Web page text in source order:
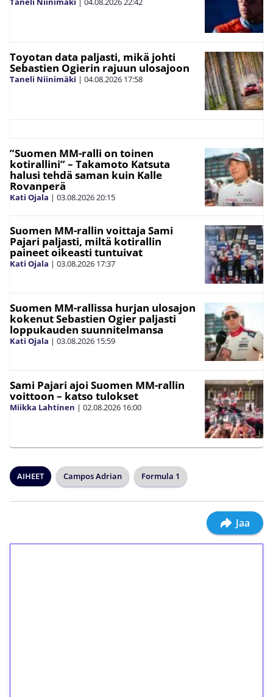
Toyotan data paljasti, mikä johti
Sebastien Ogierin rajuun ulosajoon
Taneli Niinimäki | 04.08.2026 17:58
”Suomen MM-ralli on toinen
kotirallini” – Takamoto Katsuta
halusi tehdä saman kuin Kalle
Rovanperä
Kati Ojala | 03.08.202620:15
Suomen MM-rallin voittaja Sami
Pajari paljasti, miltä kotirallin
paineet oikeasti tuntuivat
Kati Ojala | 03.08.2026 17:37
Suomen MM-rallissa hurjan ulosajon
kokenut Sebastien Ogier paljasti
loppukauden suunnitelmansa
Kati Ojala | 03.08.2026 15:59
Sami Pajari ajoi Suomen MM-rallin
voittoon – katso tulokset
Miikka Lahtinen | 02.08.2026 16:00
AIHEET Campos Adrian Formula 1
Jaa